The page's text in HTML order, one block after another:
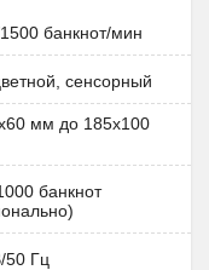
банкнот/мин
сенсорный
мм до 185х100
банкнот
50 Гц